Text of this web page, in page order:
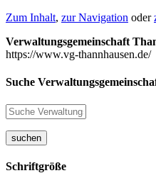
Zum Inhalt, zur Navigation oder
Verwaltungsgemeinschaft
https://www.vg-thannhausen.de/
Suche
suchen
Schriftgröße